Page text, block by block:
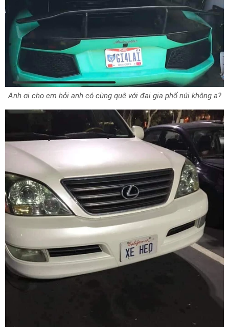
Anh ơi cho em hỏi anh có cùng quê với đại gia phố núi không ạ?